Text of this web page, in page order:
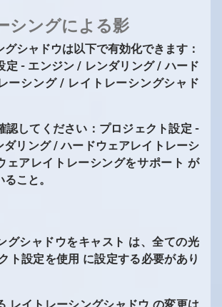
シングによる影
グシャドウは以下で有効化できます：
定 - エンジン / レンダリング / ハード
ーシング / レイトレーシングシャド
認してください：プロジェクト設定 -
ダリング / ハードウェアレイトレーシ
ェアレイトレーシングをサポート が
こと。
グシャドウをキャスト は、全ての光
ト設定を使用 に設定する必要があり